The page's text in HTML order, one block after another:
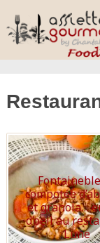
compotée
et granola…
d’oeil au
Lune